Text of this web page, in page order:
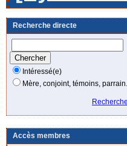
Recherche directe
Intéressé(e)
Mère, conjoint, témoins,
Accès membres